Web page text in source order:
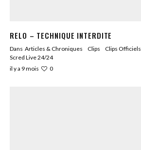
RELO – TECHNIQUE INTERDITE
Dans Articles & Chroniques Clips Clips Officiels
Scred Live 24/24
il y a 9 mois
0